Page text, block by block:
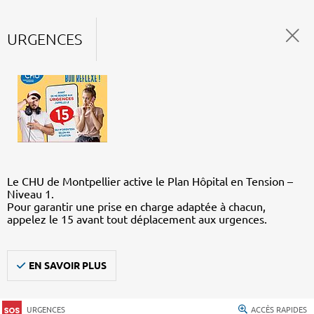
URGENCES
Le CHU de Montpellier active le Plan Hôpital en Tension –
Niveau 1.
Pour garantir une prise en charge adaptée à chacun,
appelez le 15 avant tout déplacement aux urgences.
EN SAVOIR PLUS
URGENCES ACCÈS RAPIDES